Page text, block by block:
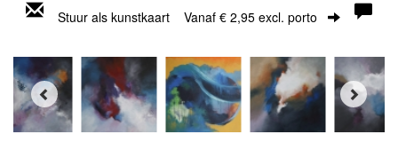
Stuur als kunstkaart Vanaf € 2,95 excl. porto